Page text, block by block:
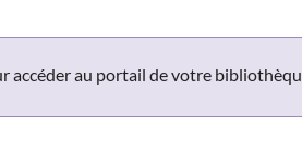
accéder au portail de votre